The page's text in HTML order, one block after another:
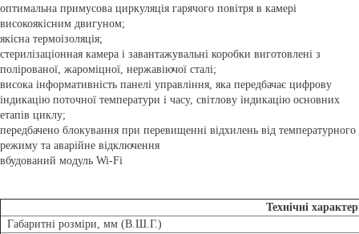
оптимальна примусова циркуляція гарячого повітря в камері
високоякісним двигуном;
якісна термоізоляція;
стерилізаціонная камера і завантажувальні коробки виготовлені з
полірованої, жароміцної, нержавіючої сталі;
висока інформативність панелі управління, яка передбачає цифрову
індикацію поточної температури і часу, світлову індикацію основних
етапів циклу;
передбачено блокування при перевищенні відхилень від температурного
режиму та аварійне відключення
вбудований модуль Wi-Fi
Технічні
Габаритні розміри, мм (В.Ш.Г.)